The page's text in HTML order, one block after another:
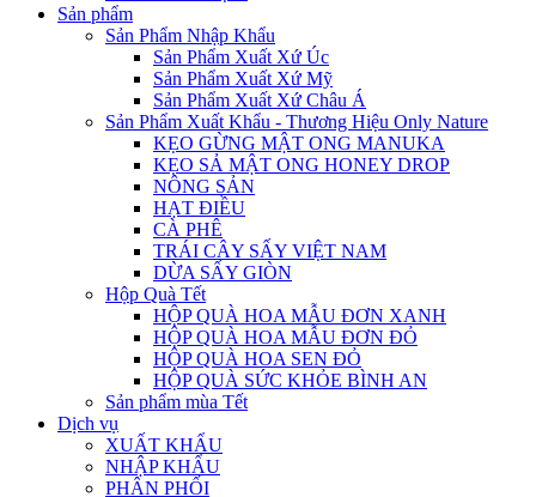
Sản phẩm
Sản Phẩm Nhập Khẩu
Sản Phẩm Xuất Xứ Úc
Sản Phẩm Xuất Xứ Mỹ
Sản Phẩm Xuất Xứ Châu Á
Sản Phẩm Xuất Khẩu - Thương Hiệu Only Nature
KẸO GỪNG MẬT ONG MANUKA
KẸO SẢ MẬT ONG HONEY DROP
NÔNG SẢN
HẠT ĐIỀU
CÀ PHÊ
TRÁI CÂY SẤY VIỆT NAM
DỪA SẤY GIÒN
Hộp Quà Tết
HỘP QUÀ HOA MẪU ĐƠN XANH
HỘP QUÀ HOA MẪU ĐƠN ĐỎ
HỘP QUÀ HOA SEN ĐỎ
HỘP QUÀ SỨC KHỎE BÌNH AN
Sản phẩm mùa Tết
Dịch vụ
XUẤT KHẨU
NHẬP KHẨU
PHÂN PHỐI